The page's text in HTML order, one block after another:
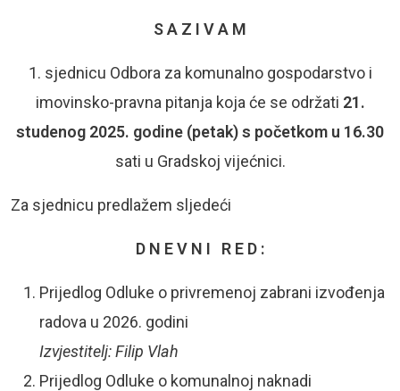
S A Z I V A M
1. sjednicu Odbora za komunalno gospodarstvo i
imovinsko-pravna pitanja koja će se održati 21.
studenog 2025. godine (petak) s početkom u 16.30
sati u Gradskoj vijećnici.
Za sjednicu predlažem sljedeći
D N E V N I R E D :
Prijedlog Odluke o privremenoj zabrani izvođenja
radova u 2026. godini
Izvjestitelj: Filip Vlah
Prijedlog Odluke o komunalnoj naknadi